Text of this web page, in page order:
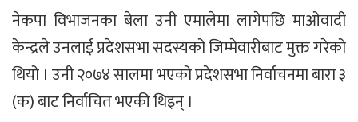
नेकपा विभाजनका बेला उनी एमालेमा लागेपछि माओवादी
केन्द्रले उनलाई प्रदेशसभा सदस्यको जिम्मेवारीबाट मुक्त गरेको
थियो । उनी २०७४ सालमा भएको प्रदेशसभा निर्वाचनमा बारा ३
(क) बाट निर्वाचित भएकी थिइन् ।